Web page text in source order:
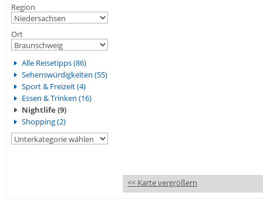
Region
Ort
Alle Reisetipps (86)
Sehenswürdigkeiten (55)
Sport & Freizeit (4)
Essen & Trinken (16)
Nightlife (9)
Shopping (2)
<< Karte vergrößern